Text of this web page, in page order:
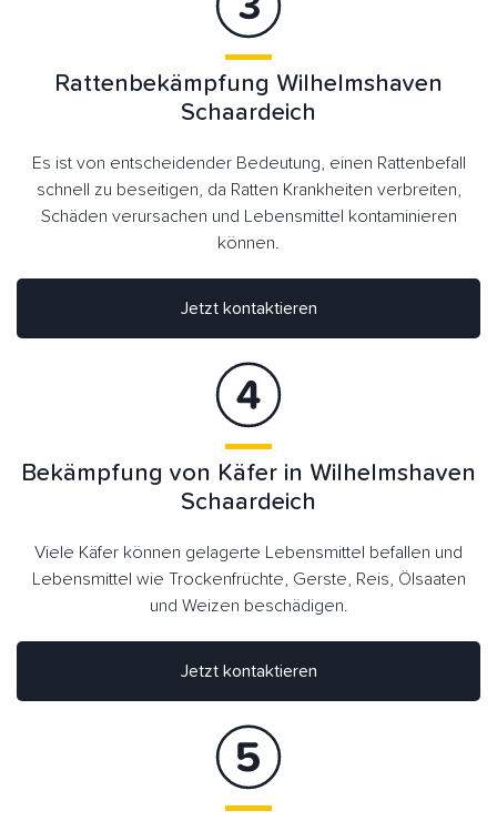
Rattenbekämpfung Wilhelmshaven
Schaardeich
Es ist von entscheidender Bedeutung, einen Rattenbefall
schnell zu beseitigen, da Ratten Krankheiten verbreiten,
Schäden verursachen und Lebensmittel kontaminieren
können.
Jetzt kontaktieren
Jetzt kontaktieren
Bekämpfung von Käfer in Wilhelmshaven
Schaardeich
Viele Käfer können gelagerte Lebensmittel befallen und
Lebensmittel wie Trockenfrüchte, Gerste, Reis, Ölsaaten
und Weizen beschädigen.